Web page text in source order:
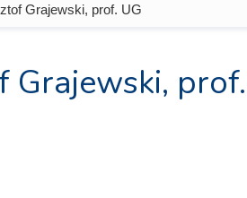
Grajewski, prof. UG
Grajewski,